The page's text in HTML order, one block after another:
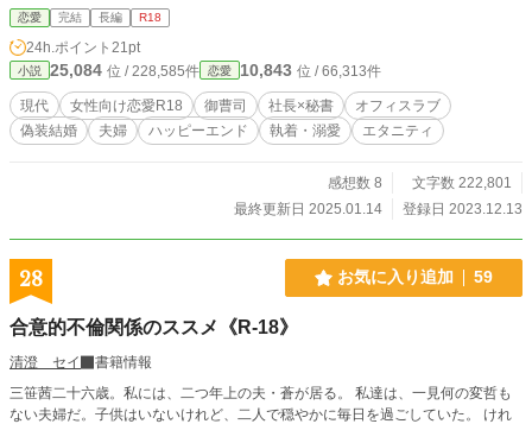
海が日々社長秘書として付き従っている上司・支倉将斗（は
せくらまさと）だった。 最初は拒否する七海だったが、会社
の外聞と父の体裁を盾に押し切られ、結局は期限付きの〝偽
装溺愛婚〟に応じることに。 しかし長年ビジネスパートナー
として苦楽を共にしてきた二人は、アッチもコッチも偽装と
は思えないほどに相性抜群で…!? ◇ 2025.1.14. エタニティ
ブックスさまより書籍化しました ◇ Ｒ18表現のある番外編に
です。実際の人物・企業・団体には一切関係ございません ◇
エブリスタ・ムーンライトノベルズにも掲載していました（2
恋愛 完結 長編 R18
24h.ポイント 21pt
小説 25,084 位 / 228,585件 恋愛 10,843 位 / 66,313件
現代 女性向け恋愛R18 御曹司 社長×秘書
オフィスラブ
偽装結婚
夫婦 ハッピーエンド 執着・溺愛 エタニティ
感想数 8
文字数 222,801
最終更新日 2025.01.14
登録日 2023.12.13
28 お気に入り追加 59
合意的不倫関係のススメ《R-18》
清澄 セイ
書籍情報
三笹茜二十六歳。私には、二つ年上の夫・蒼が居る。 私達は、一見何の変哲も
ない夫婦だ。子供はいないけれど、二人で穏やかに毎日を過ごしていた。 けれ